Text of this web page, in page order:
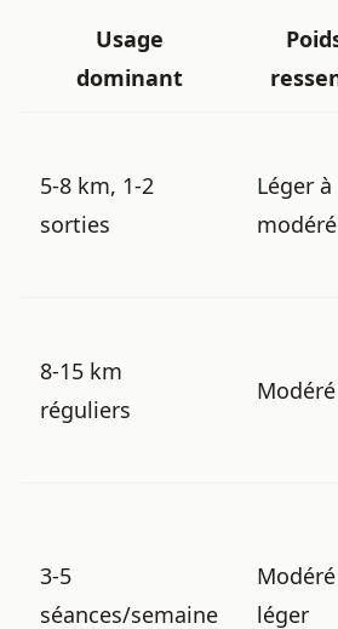
Usage
dominant
5-8 km, 1-2
sorties
Léger à
modéré
8-15 km
réguliers
Modéré
3-5
séances/semaine
léger